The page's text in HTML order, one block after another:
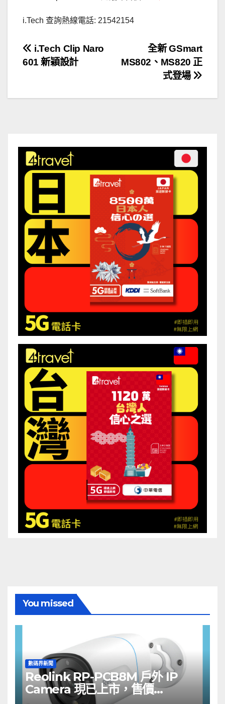
i.Tech 查詢熱線電話: 21542154
文
導
全新 GSmart
MS802、MS820 正
式登場
i.Tech Clip Naro
601 新穎設計
You missed
數碼界新聞
Reolink RP-PCB8M 戶外 IP
Camera 現已上市，售價